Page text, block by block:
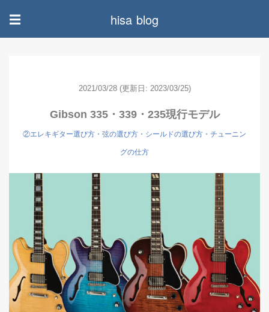
☰ hisa blog
2021/03/28 (更新日: 2023/03/25)
Gibson 335・339・235現行モデル
②エレキギター選び方・弦の選び方・シールドの選び方・チューニン
グの仕方